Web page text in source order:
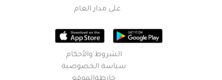
على مدار العام
الشروط والأحكام
سياسة الخصوصية